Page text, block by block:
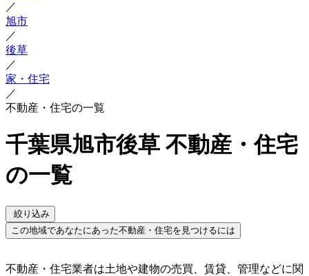
／
旭市
／
後草
／
家・住宅
／
不動産・住宅の一覧
千葉県旭市後草 不動産・住宅
の一覧
絞り込み
この地域であなたにあった不動産・住宅を見つけるには
不動産・住宅業者は土地や建物の売買、賃貸、管理などに関